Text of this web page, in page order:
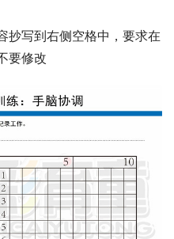
抄写到右侧空格中，要求在
要修改